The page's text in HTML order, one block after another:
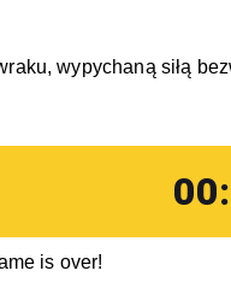
wypychaną siłą
is over!